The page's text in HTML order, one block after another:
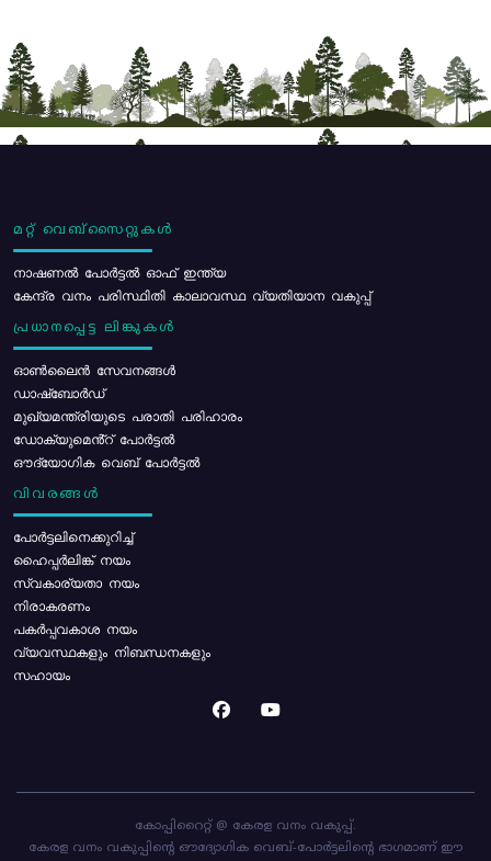
മറ്റ് വെബ്സൈറ്റുകൾ
നാഷണൽ പോർട്ടൽ ഓഫ് ഇന്ത്യ
കേന്ദ്ര വനം പരിസ്ഥിതി കാലാവസ്ഥ വ്യതിയാന വകുപ്പ്
പ്രധാനപ്പെട്ട ലിങ്കുകൾ
ഓൺലൈൻ സേവനങ്ങൾ
ഡാഷ്ബോർഡ്
മുഖ്യമന്ത്രിയുടെ പരാതി പരിഹാരം
ഡോക്യുമെൻ്റ് പോർട്ടൽ
ഔദ്യോഗിക വെബ് പോർട്ടൽ
വിവരങ്ങൾ
പോര്‍ട്ടലിനെക്കുറിച്ച്
ഹൈപ്പർലിങ്ക് നയം
സ്വകാര്യതാ നയം
നിരാകരണം
പകർപ്പവകാശ നയം
വ്യവസ്ഥകളും നിബന്ധനകളും
സഹായം
കോപ്പിറൈറ്റ് @ കേരള വനം വകുപ്പ്.
കേരള വനം വകുപ്പിന്റെ ഔദ്യോഗിക വെബ്-പോർട്ടലിന്റെ ഭാഗമാണ് ഈ